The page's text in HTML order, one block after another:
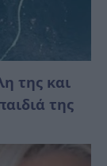
της και
της